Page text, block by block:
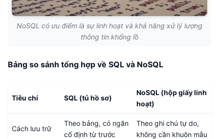
NoSQL có ưu điểm là sự linh hoạt và khả năng xử lý lượng
thông tin khổng lồ
Bảng so sánh tổng hợp về SQL và NoSQL
Tiêu chí SQL (tủ hồ sơ)
NoSQL (hộp giấy linh
hoạt)
Cách lưu trữ
Theo bảng, có ngăn
cố định từ trước
Theo ghi chú tự do,
không cần khuôn mẫu